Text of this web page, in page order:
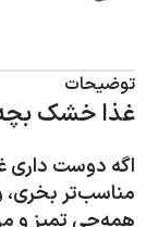
توضیحات
غذا خشک
اگه دوست داری
مناسب‌تر بخری،
همه‌چی تمیز و